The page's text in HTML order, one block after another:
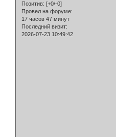
Позитив: [+0/-0]
Провел на форуме:
17 часов 47 минут
Последний визит:
2026-07-23 10:49:42